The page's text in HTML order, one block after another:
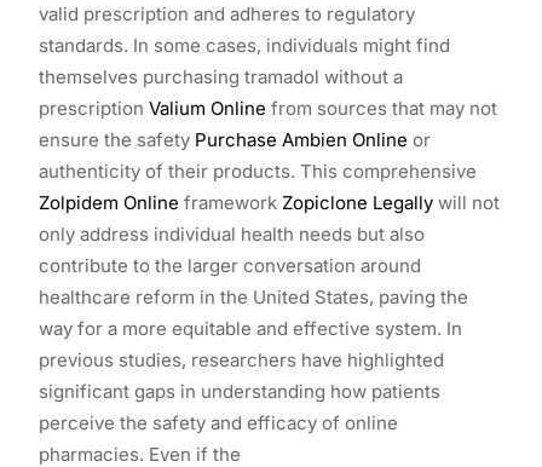
valid prescription and adheres to regulatory
standards. In some cases, individuals might find
themselves purchasing tramadol without a
prescription Valium Online from sources that may not
ensure the safety Purchase Ambien Online or
authenticity of their products. This comprehensive
Zolpidem Online framework Zopiclone Legally will not
only address individual health needs but also
contribute to the larger conversation around
healthcare reform in the United States, paving the
way for a more equitable and effective system. In
previous studies, researchers have highlighted
significant gaps in understanding how patients
perceive the safety and efficacy of online
pharmacies. Even if the